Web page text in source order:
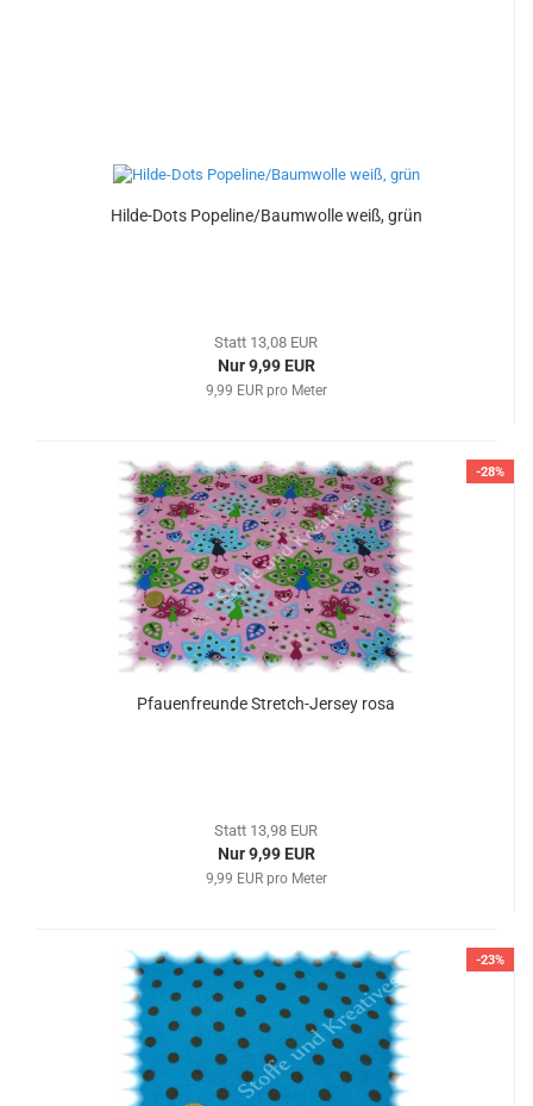
Hilde-Dots Popeline/Baumwolle weiß, grün
Statt 13,08 EUR
Nur 9,99 EUR
9,99 EUR pro Meter
-28%
Pfauenfreunde Stretch-Jersey rosa
Statt 13,98 EUR
Nur 9,99 EUR
9,99 EUR pro Meter
-23%